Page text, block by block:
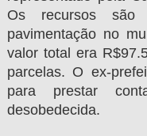
Os recursos são
pavimentação no
valor total era
parcelas. O ex-
para prestar
desobedecida.